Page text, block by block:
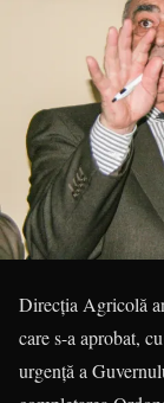
Direcția Agricolă
care s-a aprobat,
urgenţă a